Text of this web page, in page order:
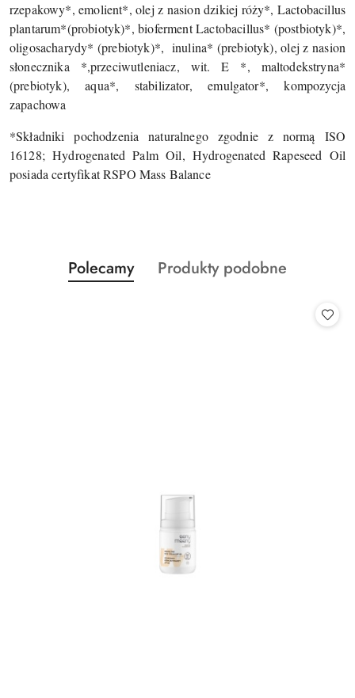
rzepakowy*, emolient*, olej z nasion dzikiej róży*, Lactobacillus
plantarum*(probiotyk)*, bioferment Lactobacillus* (postbiotyk)*,
oligosacharydy* (prebiotyk)*, inulina* (prebiotyk), olej z nasion
słonecznika *,przeciwutleniacz, wit. E *, maltodekstryna*
(prebiotyk), aqua*, stabilizator, emulgator*, kompozycja
zapachowa
*Składniki pochodzenia naturalnego zgodnie z normą ISO
16128; Hydrogenated Palm Oil, Hydrogenated Rapeseed Oil
posiada certyfikat RSPO Mass Balance
Pomiń karuzelę produktów
Produkty
o
Polecamy
Produkty
Produkty podobne